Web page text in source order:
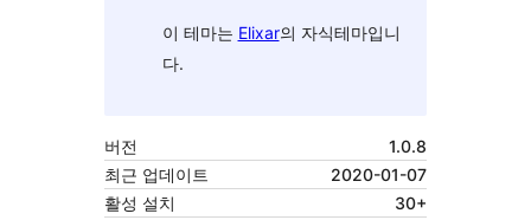
이 테마는 Elixar의 자식테마입니
다.
버전
1.0.8
최근 업데이트
2020-01-07
활성 설치
30+